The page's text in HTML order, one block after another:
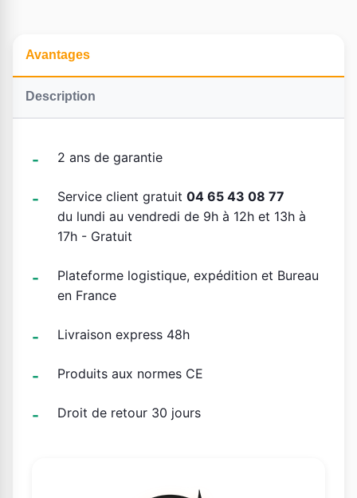
Avantages
Description
2 ans de garantie
Service client gratuit 04 65 43 08 77
du lundi au vendredi de 9h à 12h et 13h à
17h - Gratuit
Plateforme logistique, expédition et Bureau
en France
Livraison express 48h
Produits aux normes CE
Droit de retour 30 jours